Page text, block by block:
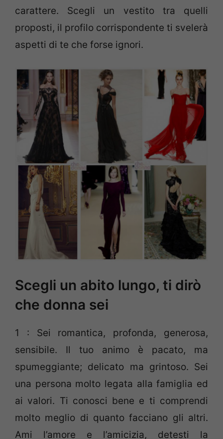
carattere. Scegli un vestito tra quelli
proposti, il profilo corrispondente ti svelerà
aspetti di te che forse ignori.
Scegli un abito lungo, ti dirò
che donna sei
1 : Sei romantica, profonda, generosa,
sensibile. Il tuo animo è pacato, ma
spumeggiante; delicato ma grintoso. Sei
una persona molto legata alla famiglia ed
ai valori. Ti conosci bene e ti comprendi
molto meglio di quanto facciano gli altri.
Ami l’amore e l’amicizia, detesti la